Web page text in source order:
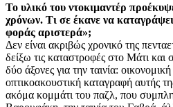
Το υλικό του ντοκιμαντέρ
χρόνων. Τι σε έκανε να
φοράς αριστερά»;
Δεν είναι ακριβώς χρονικό της
δείξω τις καταστροφές στο Μάτι και
δύο άξονες για την ταινία:
οπτικοακουστική καταγραφή αυτής
ακόμα κομμάτι του παζλ, που